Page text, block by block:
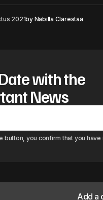
2021by Nabilla Clarestaa
with the
News
button, you confirm that you
Add a